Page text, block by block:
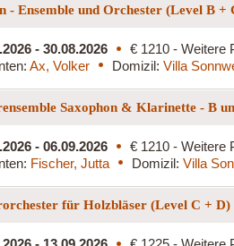
- Ensemble und Orchester (Level B +
- 30.08.2026
€ 1210 - Weitere
Ax, Volker Domizil: Villa
Saxophon & Klarinette - B
- 06.09.2026
€ 1210 - Weitere
Fischer, Jutta Domizil: Villa
für Holzbläser (Level C + D)